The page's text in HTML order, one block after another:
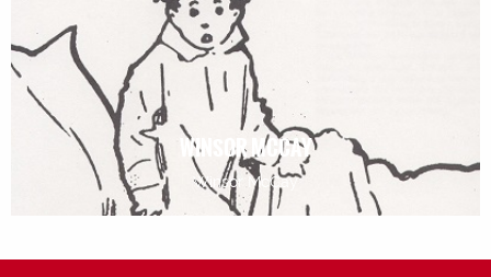
WINSOR MCCAY
Winsor McCay